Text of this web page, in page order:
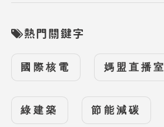
熱門關鍵字
國際核電 媽盟直播室
綠建築 節能減碳